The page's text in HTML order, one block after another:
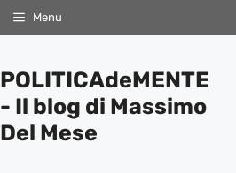
Menu
POLITICAdeMENTE
- Il blog di Massimo
Del Mese